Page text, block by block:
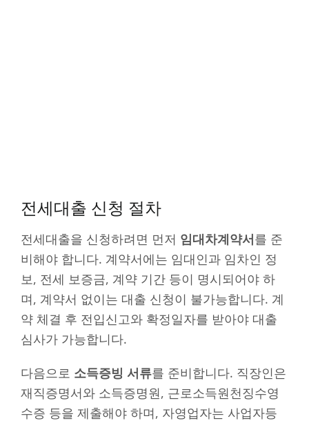
전세대출 신청 절차
전세대출을 신청하려면 먼저 임대차계약서를 준
비해야 합니다. 계약서에는 임대인과 임차인 정
보, 전세 보증금, 계약 기간 등이 명시되어야 하
며, 계약서 없이는 대출 신청이 불가능합니다. 계
약 체결 후 전입신고와 확정일자를 받아야 대출
심사가 가능합니다.
다음으로 소득증빙 서류를 준비합니다. 직장인은
재직증명서와 소득증명원, 근로소득원천징수영
수증 등을 제출해야 하며, 자영업자는 사업자등